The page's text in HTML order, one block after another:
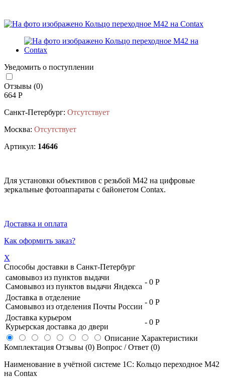
Уведомить о поступлении
Отзывы (0)
664 Р
Санкт-Петербург: Отсутствует
Москва: Отсутствует
Артикул: 14646
Для установки объективов с резьбой М42 на цифровые
зеркальные фотоаппараты с байонетом Contax.
Доставка и оплата
Как оформить заказ?
X
Способы доставки в Санкт-Петербург
самовывоз из пунктов выдачи
Самовывоз из пунктов выдачи Яндекса
- 0 Р
Доставка в отделение
Самовывоз из отделения Почты России
- 0 Р
Доставка курьером
Курьерская доставка до двери
- 0 Р
Описание Характеристики
Комплектация Отзывы (0) Вопрос / Ответ (0)
Наименование в учётной системе 1С: Кольцо переходное M42
на Contax